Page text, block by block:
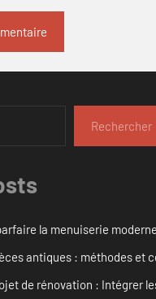
Rechercher
la menuiserie moderne
antiques : méthodes et
de rénovation : Intégrer